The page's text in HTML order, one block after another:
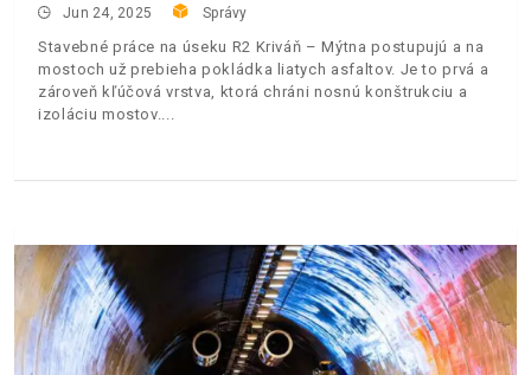
Jun 24, 2025 Správy
Stavebné práce na úseku R2 Kriváň – Mýtna postupujú a na
mostoch už prebieha pokládka liatych asfaltov. Je to prvá a
zároveň kľúčová vrstva, ktorá chráni nosnú konštrukciu a
izoláciu mostov.